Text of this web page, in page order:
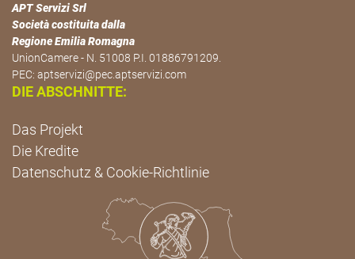
APT Servizi Srl
Società costituita dalla
Regione Emilia Romagna
UnionCamere - N. 51008 P.I. 01886791209.
PEC: aptservizi@pec.aptservizi.com
DIE ABSCHNITTE:
Das Projekt
Die Kredite
Datenschutz & Cookie-Richtlinie